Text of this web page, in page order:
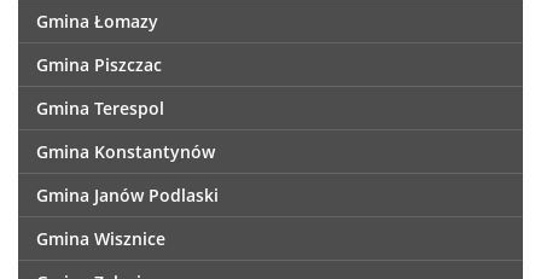
Gmina Łomazy
Gmina Piszczac
Gmina Terespol
Gmina Konstantynów
Gmina Janów Podlaski
Gmina Wisznice